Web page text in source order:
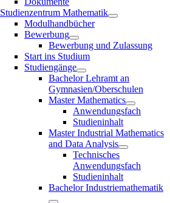
Studienzentrum Mathematik
Modulhandbücher
Bewerbung
Bewerbung und Zulassung
Start ins Studium
Studiengänge
Bachelor Lehramt an
Gymnasien/Oberschulen
Master Mathematics
Anwendungsfach
Studieninhalt
Master Industrial Mathematics
and Data Analysis
Technisches
Anwendungsfach
Studieninhalt
Bachelor Industriemathematik